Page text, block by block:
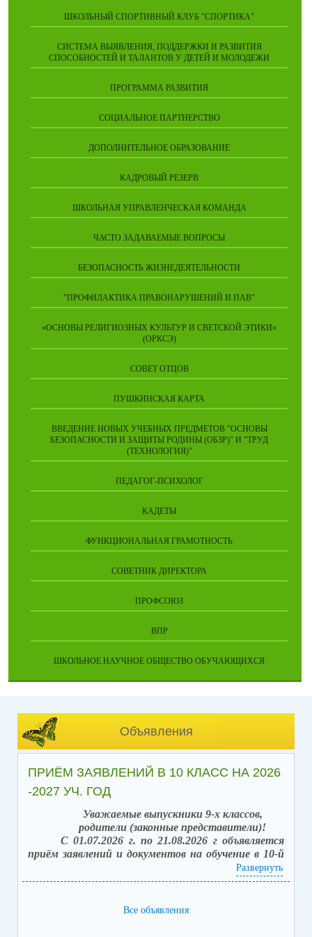
ШКОЛЬНЫЙ СПОРТИВНЫЙ КЛУБ "СПОРТИКА"
СИСТЕМА ВЫЯВЛЕНИЯ, ПОДДЕРЖКИ И РАЗВИТИЯ
СПОСОБНОСТЕЙ И ТАЛАНТОВ У ДЕТЕЙ И МОЛОДЕЖИ
ПРОГРАММА РАЗВИТИЯ
СОЦИАЛЬНОЕ ПАРТНЕРСТВО
ДОПОЛНИТЕЛЬНОЕ ОБРАЗОВАНИЕ
КАДРОВЫЙ РЕЗЕРВ
ШКОЛЬНАЯ УПРАВЛЕНЧЕСКАЯ КОМАНДА
ЧАСТО ЗАДАВАЕМЫЕ ВОПРОСЫ
БЕЗОПАСНОСТЬ ЖИЗНЕДЕЯТЕЛЬНОСТИ
"ПРОФИЛАКТИКА ПРАВОНАРУШЕНИЙ И ПАВ"
«ОСНОВЫ РЕЛИГИОЗНЫХ КУЛЬТУР И СВЕТСКОЙ ЭТИКИ»
(ОРКСЭ)
СОВЕТ ОТЦОВ
ПУШКИНСКАЯ КАРТА
ВВЕДЕНИЕ НОВЫХ УЧЕБНЫХ ПРЕДМЕТОВ "ОСНОВЫ
БЕЗОПАСНОСТИ И ЗАЩИТЫ РОДИНЫ (ОБЗР)" И "ТРУД
(ТЕХНОЛОГИЯ)"
ПЕДАГОГ-ПСИХОЛОГ
КАДЕТЫ
ФУНКЦИОНАЛЬНАЯ ГРАМОТНОСТЬ
СОВЕТНИК ДИРЕКТОРА
ПРОФСОЮЗ
ВПР
ШКОЛЬНОЕ НАУЧНОЕ ОБЩЕСТВО ОБУЧАЮЩИХСЯ
Объявления
ПРИЁМ ЗАЯВЛЕНИЙ В 10 КЛАСС НА 2026
-2027 УЧ. ГОД
Уважаемые выпускники 9-х классов,
родители (законные представители)!
С 01.07.2026 г. по 21.08.2026 г объявляется
приём заявлений и документов на обучение в 10-й
класс (после получения аттестата об основном
общем образовании).
Способы подачи заявлений:
Развернуть
Все объявления